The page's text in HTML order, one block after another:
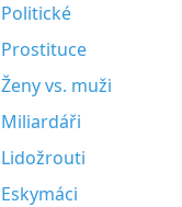
Politické
Prostituce
Ženy vs. muži
Miliardáři
Lidožrouti
Eskymáci